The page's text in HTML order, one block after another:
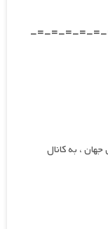
-=-=-=-=-
، به کانال